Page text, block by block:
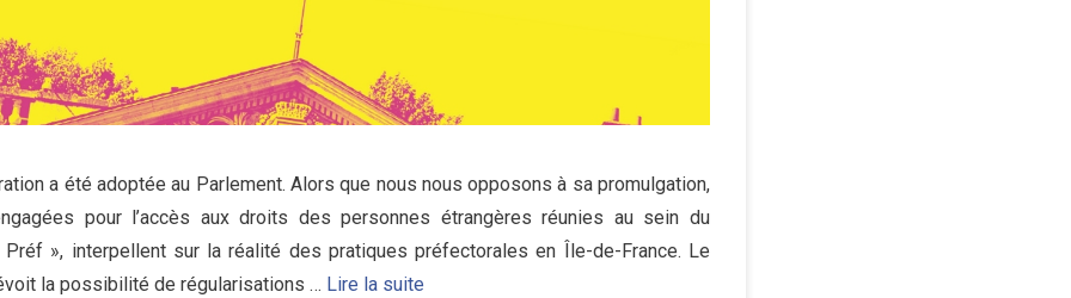
a été adoptée au Parlement. Alors que nous nous opposons à sa promulgation,
pour l’accès aux droits des personnes étrangères réunies au sein du
», interpellent sur la réalité des pratiques préfectorales en Île-de-France. Le
la possibilité de régularisations … Lire la suite